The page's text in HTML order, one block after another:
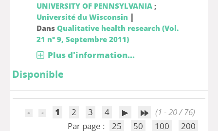
UNIVERSITY OF PENNSYLVANIA;
Université du Wisconsin |
Dans Qualitative health research (Vol.
21 n° 9, Septembre 2011)
Plus d'information...
Disponible
1 2 3 4
(1 - 20 / 76)
Par page :
25 50 100 200